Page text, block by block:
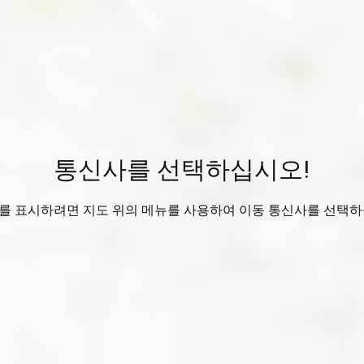
통신사를 선택하십시오!
표시하려면 지도 위의 메뉴를 사용하여 이동 통신사를 선택